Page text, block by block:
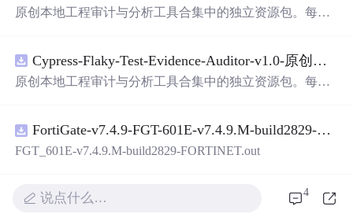
原创本地工程审计与分析工具合集中的独立资源包。每个
README、运行说明、功能清单、MIT License及原创与授
权声明。解压后进入project目录，执行npm test验证算法，
目源码、Logo、官方截图、论文、生产日志或其他受限素
材。适合前端开发、AI应用工程、测试审计和课程实践。
Cypress-Flaky-Test-Evidence-Auditor-v1.0-原创源码与文档.zip
原创本地工程审计与分析工具合集中的独立资源包。每个
README、运行说明、功能清单、MIT License及原创与授
权声明。解压后进入project目录，执行npm test验证算法，
目源码、Logo、官方截图、论文、生产日志或其他受限素
FortiGate-v7.4.9-FGT-601E-v7.4.9.M-build2829-FORTINET.out
FGT_601E-v7.4.9.M-build2829-FORTINET.out
说点什么… 4